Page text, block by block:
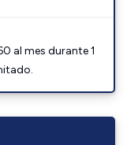
al mes durante 1